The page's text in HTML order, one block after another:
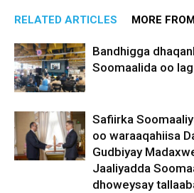
RELATED ARTICLES MORE
Bandhigga
Soomaalida oo
Safiirka
oo waraaqahiisa
Gudbiyay
Jaaliyadda
dhoweysay